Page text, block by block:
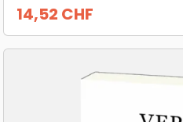
Prix
14,52 CHF